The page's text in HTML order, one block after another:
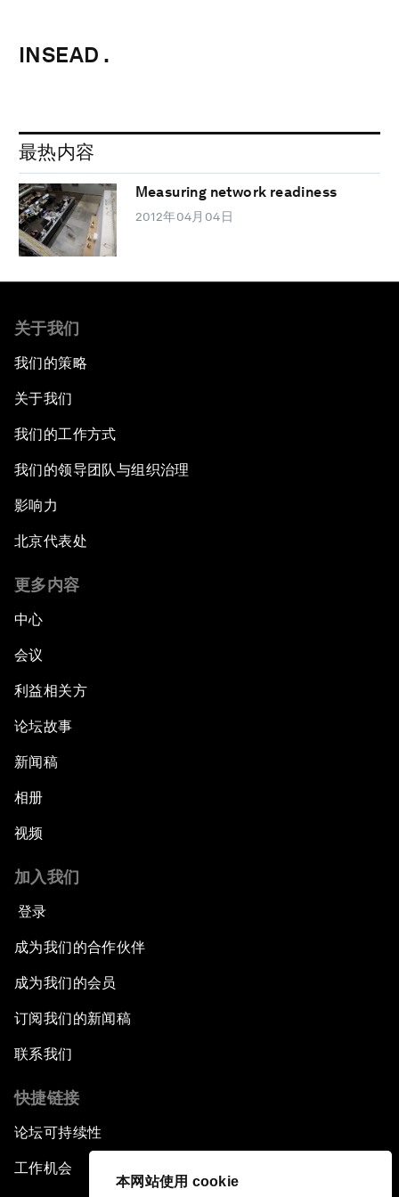
本网站使用 cookie
INSEAD .
最热内容
Measuring network readiness
2012年04月04日
关于我们
我们的策略
关于我们
我们的工作方式
我们的领导团队与组织治理
影响力
北京代表处
更多内容
中心
会议
利益相关方
论坛故事
新闻稿
相册
视频
加入我们
登录
成为我们的合作伙伴
成为我们的会员
订阅我们的新闻稿
联系我们
快捷链接
论坛可持续性
工作机会